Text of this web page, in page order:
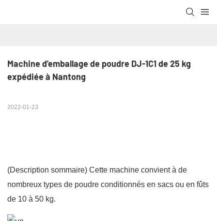
Machine d'emballage de poudre DJ-1C1 de 25 kg
expédiée à Nantong
2022-01-23
(Description sommaire) Cette machine convient à de
nombreux types de poudre conditionnés en sacs ou en fûts
de 10 à 50 kg.